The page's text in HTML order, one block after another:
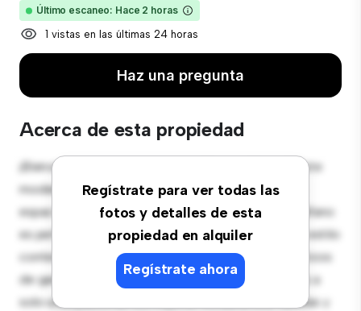
Último escaneo: Hace 2 horas
1 vistas en las últimas 24 horas
Haz una pregunta
Acerca de esta propiedad
Regístrate para ver todas las
fotos y detalles de esta
propiedad en alquiler
Regístrate ahora
¡Bienvenido a tu nuevo hogar en Palacio, Madrid! Este
moderno apartamento de 1 habitaciones ofrece un
espacio de vida elegante y acogedor. El diseño diáfano
es perfecto para el entretenimiento, y la cocina de estilo
contemporáneo está equipada con electrodomésticos
de gama alta. Con su ubicación privilegiada, estarás a
solo unos pasos de los mejores restaurantes, tiendas y